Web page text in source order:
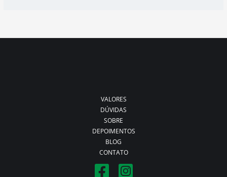
VALORES
DÚVIDAS
SOBRE
DEPOIMENTOS
BLOG
CONTATO